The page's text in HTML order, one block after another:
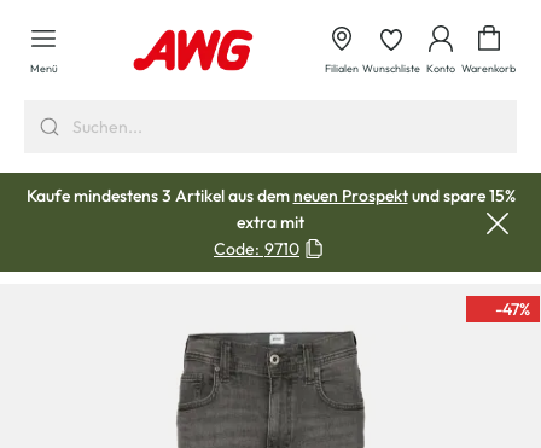
springen
Menü Filialen Wunschliste Konto Warenkorb
Kaufe mindestens 3 Artikel aus demneuen Prospektund spare 15%
extra mit
Code: 9710
-47%